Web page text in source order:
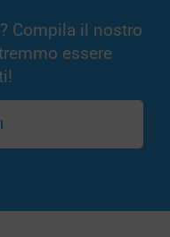
Compila il nostro
essere